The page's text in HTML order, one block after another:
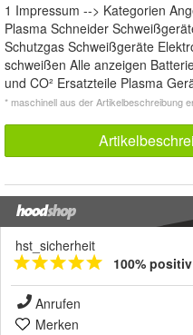
1 Impressum --> Kategorien
Plasma Schneider
Schutzgas Schweißgeräte
schweißen Alle anzeigen
und CO² Ersatzteile Plasma
* maschinell aus der Artikelbeschreibung
hst_sicherheit
100% positiv
Anrufen
Merken